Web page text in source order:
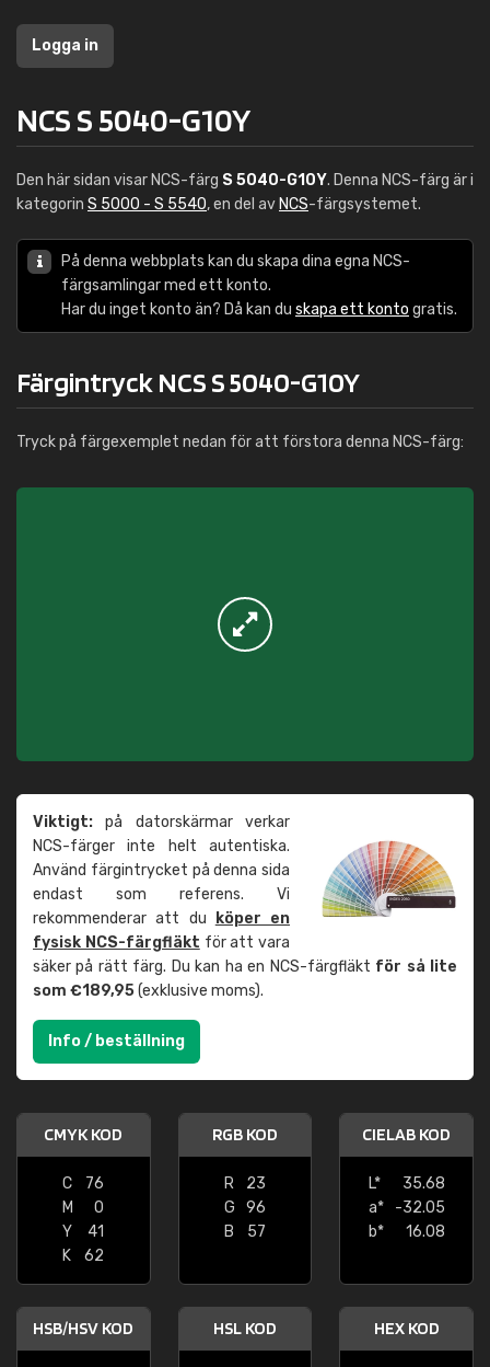
Logga in
NCS S 5040-G10Y
Den här sidan visar NCS-färg S 5040-G10Y. Denna NCS-färg är i
kategorin S 5000 - S 5540, en del av NCS-färgsystemet.
På denna webbplats kan du skapa dina egna NCS-
färgsamlingar med ett konto.
Har du inget konto än? Då kan du skapa ett konto gratis.
Färgintryck NCS S 5040-G10Y
Tryck på färgexemplet nedan för att förstora denna NCS-färg:
Viktigt: på datorskärmar verkar
NCS-färger inte helt autentiska.
Använd färgintrycket på denna sida
endast som referens. Vi
rekommenderar att du
köper en
fysisk NCS-färgfläkt för att vara
säker på rätt färg. Du kan ha en NCS-färgfläkt för så lite
som €189,95(exklusive moms).
Info / beställning
CMYK KOD
C
76
M
0
Y
41
K
62
RGB KOD
R
23
G
96
B
57
CIELAB KOD
L*
35.68
a*
-32.05
b*
16.08
HSB/HSV KOD HSL KOD HEX KOD